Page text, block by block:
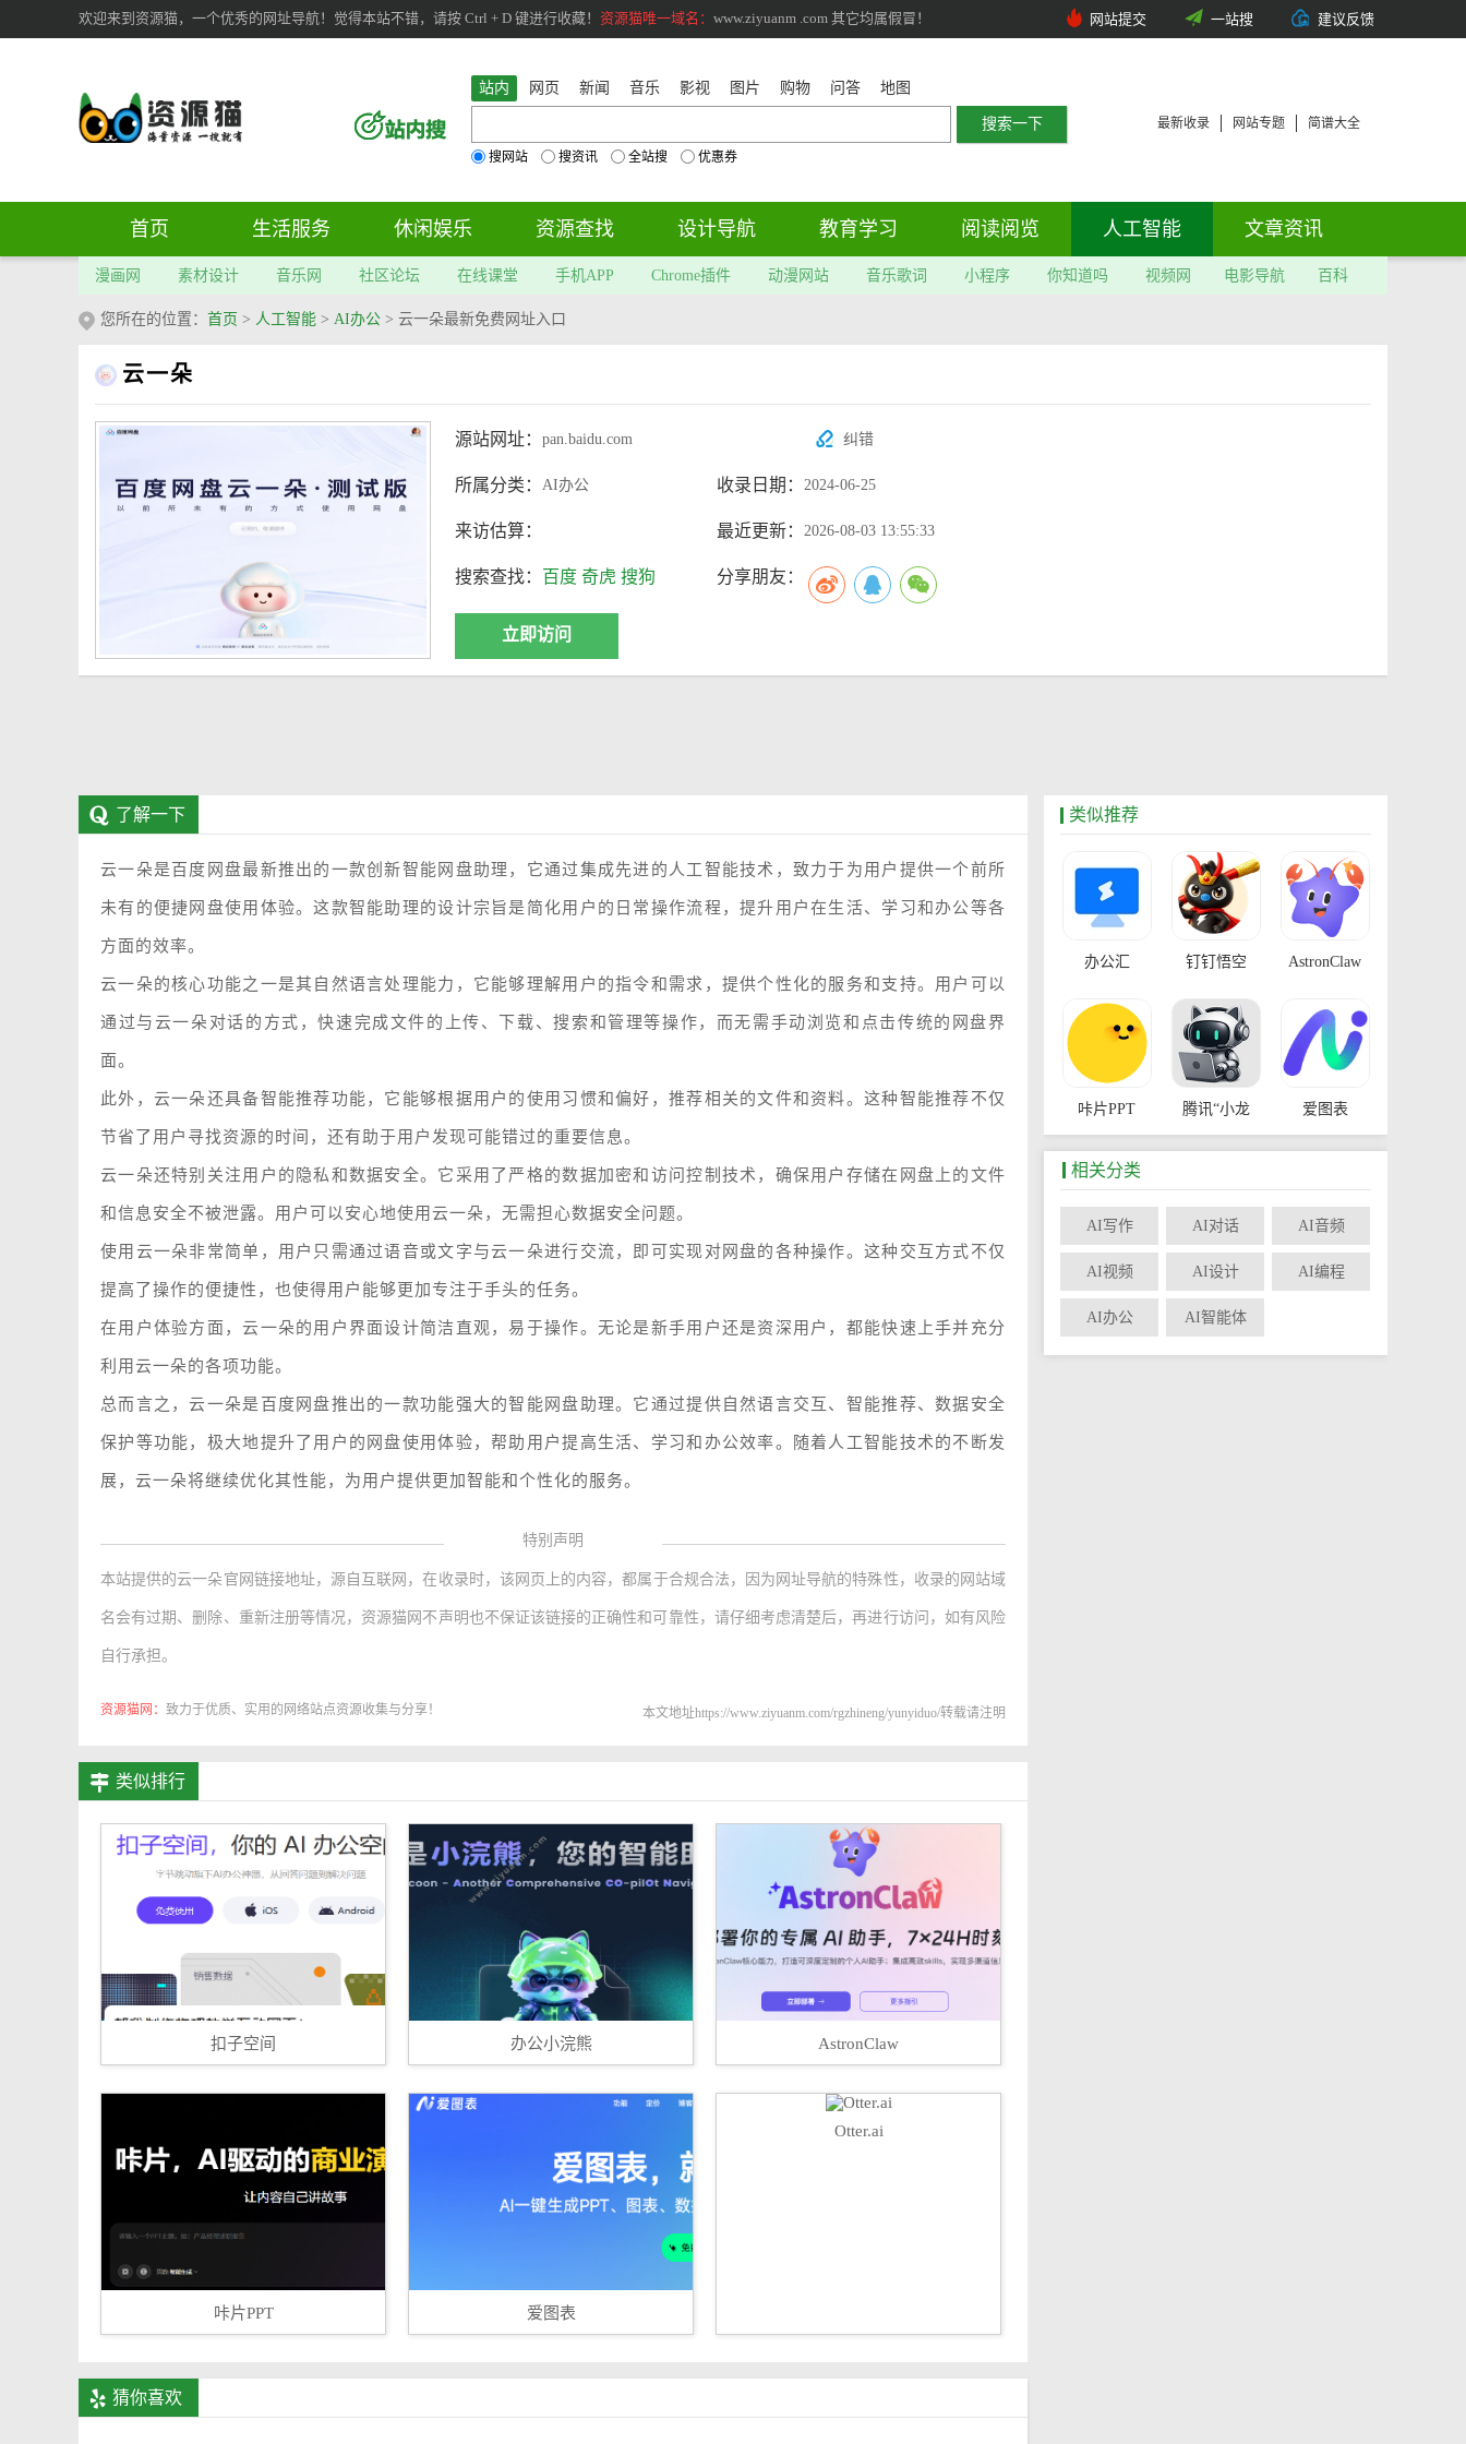
欢迎来到资源猫，一个优秀的网址导航！觉得本站不错，请按 Ctrl + D 键进行收藏！ 资源猫唯一域名： www.ziyuanm .com 其它均属假冒！ 网站提交 一站搜 建议反馈
站内 网页 新闻 音乐 影视 图片 购物 问答 地图
搜网站 搜资讯 全站搜 优惠券
最新收录 网站专题 简谱大全
首页 生活服务 休闲娱乐 资源查找 设计导航 教育学习 阅读阅览 人工智能 文章资讯
漫画网 素材设计 音乐网 社区论坛 在线课堂 手机APP Chrome插件 动漫网站 音乐歌词 小程序 你知道吗 视频网 电影导航 百科
您所在的位置： 首页 > 人工智能 > AI办公 > 云一朵最新免费网址入口
云一朵
源站网址： pan.baidu.com 纠错
所属分类： AI办公 收录日期： 2024-06-25
来访估算： 最近更新： 2026-08-03 13:55:33
搜索查找： 百度 奇虎 搜狗 分享朋友：
立即访问
了解一下
云一朵是百度网盘最新推出的一款创新智能网盘助理，它通过集成先进的人工智能技术，致力于为用户提供一个前所
未有的便捷网盘使用体验。这款智能助理的设计宗旨是简化用户的日常操作流程，提升用户在生活、学习和办公等各
方面的效率。
云一朵的核心功能之一是其自然语言处理能力，它能够理解用户的指令和需求，提供个性化的服务和支持。用户可以
通过与云一朵对话的方式，快速完成文件的上传、下载、搜索和管理等操作，而无需手动浏览和点击传统的网盘界
面。
此外，云一朵还具备智能推荐功能，它能够根据用户的使用习惯和偏好，推荐相关的文件和资料。这种智能推荐不仅
节省了用户寻找资源的时间，还有助于用户发现可能错过的重要信息。
云一朵还特别关注用户的隐私和数据安全。它采用了严格的数据加密和访问控制技术，确保用户存储在网盘上的文件
和信息安全不被泄露。用户可以安心地使用云一朵，无需担心数据安全问题。
使用云一朵非常简单，用户只需通过语音或文字与云一朵进行交流，即可实现对网盘的各种操作。这种交互方式不仅
提高了操作的便捷性，也使得用户能够更加专注于手头的任务。
在用户体验方面，云一朵的用户界面设计简洁直观，易于操作。无论是新手用户还是资深用户，都能快速上手并充分
利用云一朵的各项功能。
总而言之，云一朵是百度网盘推出的一款功能强大的智能网盘助理。它通过提供自然语言交互、智能推荐、数据安全
保护等功能，极大地提升了用户的网盘使用体验，帮助用户提高生活、学习和办公效率。随着人工智能技术的不断发
展，云一朵将继续优化其性能，为用户提供更加智能和个性化的服务。
特别声明
本站提供的云一朵官网链接地址，源自互联网，在收录时，该网页上的内容，都属于合规合法，因为网址导航的特殊性，收录的网站域
名会有过期、删除、重新注册等情况，资源猫网不声明也不保证该链接的正确性和可靠性，请仔细考虑清楚后，再进行访问，如有风险
自行承担。
资源猫网： 致力于优质、实用的网络站点资源收集与分享！ 本文地址https://www.ziyuanm.com/rgzhineng/yunyiduo/转载请注明
类似排行
扣子空间 办公小浣熊 AstronClaw
咔片PPT 爱图表
Otter.ai
猜你喜欢
类似推荐
办公汇 钉钉悟空 AstronClaw
咔片PPT 腾讯“小龙 爱图表
爱派AiPy 扣子空间
相关分类
AI写作 AI对话 AI音频
AI视频 AI设计 AI编程
AI办公 AI智能体